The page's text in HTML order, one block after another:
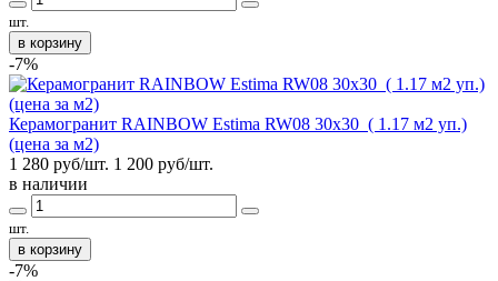
шт.
в корзину
-7%
Керамогранит RAINBOW Estima RW08 30x30 ( 1.17 м2 уп.)
(цена за м2)
1 280 руб/шт. 1 200 руб/шт.
в наличии
шт.
в корзину
-7%